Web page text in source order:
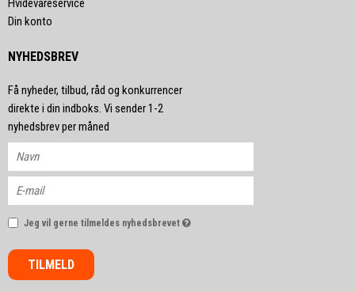
Hvidevareservice
Din konto
NYHEDSBREV
Få nyheder, tilbud, råd og konkurrencer
direkte i din indboks. Vi sender 1-2
nyhedsbrev per måned
Jeg vil gerne tilmeldes nyhedsbrevet
TILMELD